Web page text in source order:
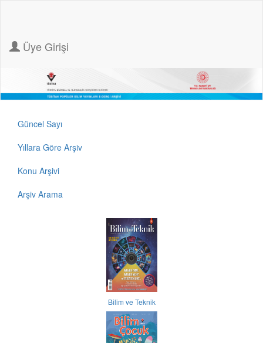
Üye Girişi
Güncel Sayı
Yıllara Göre Arşiv
Konu Arşivi
Arşiv Arama
Bilim ve Teknik